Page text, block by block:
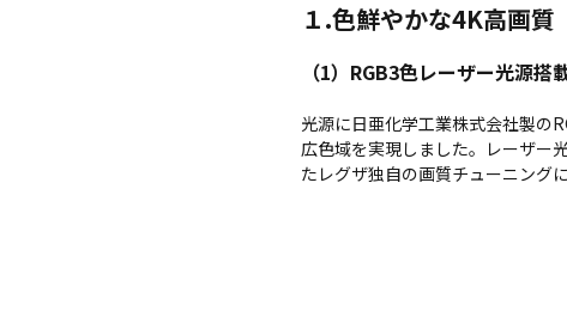
１.色鮮やかな4K高画質
（1）RGB3色レーザー光源
光源に日亜化学工業株式会社製の
広色域を実現しました。レーザー
たレグザ独自の画質チューニング